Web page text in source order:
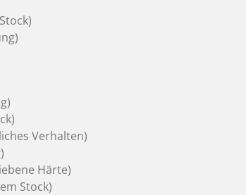
Verhalten)
Härte)
Stock)